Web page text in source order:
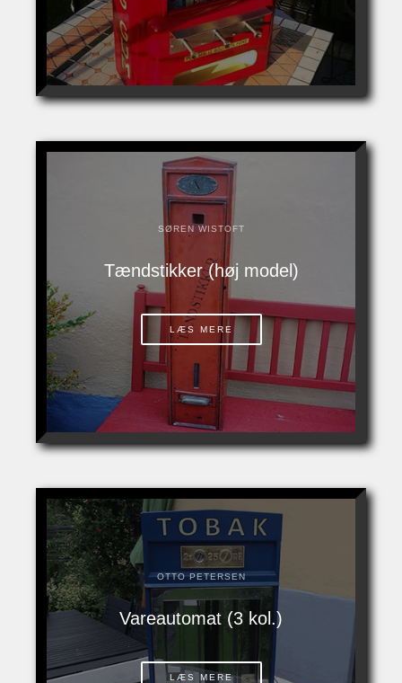
SØREN WISTOFT
Tændstikker (høj model)
LÆS MERE
OTTO PETERSEN
Vareautomat (3 kol.)
LÆS MERE